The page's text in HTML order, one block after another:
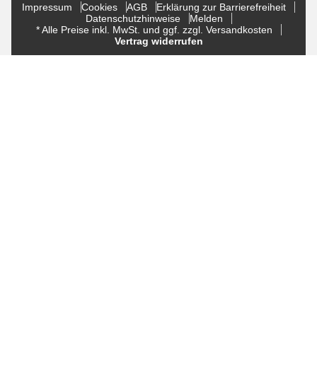
Impressum Cookies AGB
Erklärung zur Barrierefreiheit
Datenschutzhinweise
Melden
* Alle Preise inkl. MwSt. und ggf. zzgl. Versandkosten
Vertrag widerrufen